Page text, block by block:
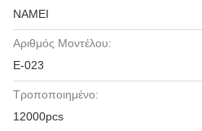
NAMEI
Αριθμός Μοντέλου:
Ε-023
Τροποποιημένο:
12000pcs